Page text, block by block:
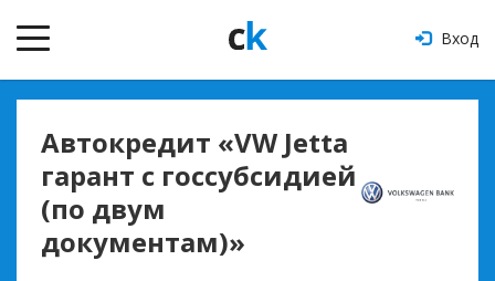
Вход
Автокредит «VW Jetta
гарант с госсубсидией
(по двум
документам)»